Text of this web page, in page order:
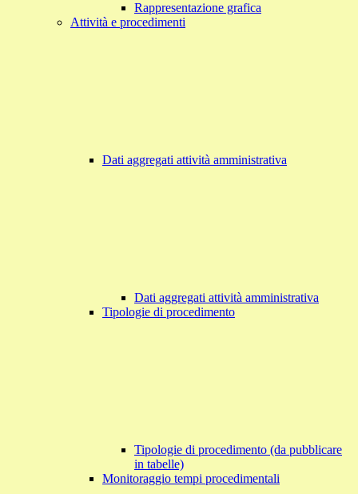
Rappresentazione grafica
Attività e procedimenti
Dati aggregati attività amministrativa
Dati aggregati attività amministrativa
Tipologie di procedimento
Tipologie di procedimento (da pubblicare
in tabelle)
Monitoraggio tempi procedimentali